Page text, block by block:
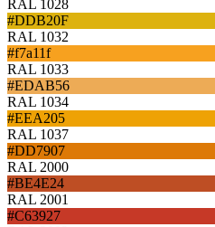
RAL 1028
#DDB20F
RAL 1032
#f7a11f
RAL 1033
#EDAB56
RAL 1034
#EEA205
RAL 1037
#DD7907
RAL 2000
#BE4E24
RAL 2001
#C63927